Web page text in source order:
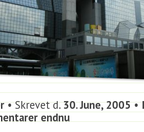
• Skrevet d.30. June, 2005•
endnu